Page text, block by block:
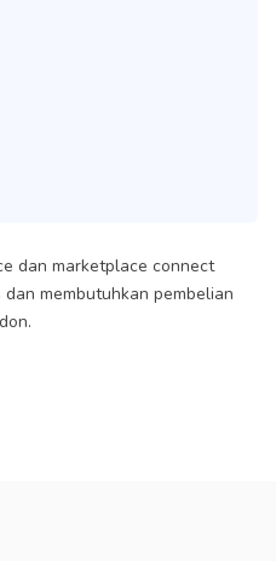
dan marketplace connect
membutuhkan pembelian